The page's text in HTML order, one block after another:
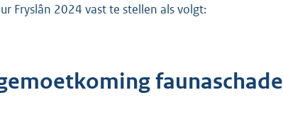
Fryslân 2024 vast te stellen als volgt:
faunaschade